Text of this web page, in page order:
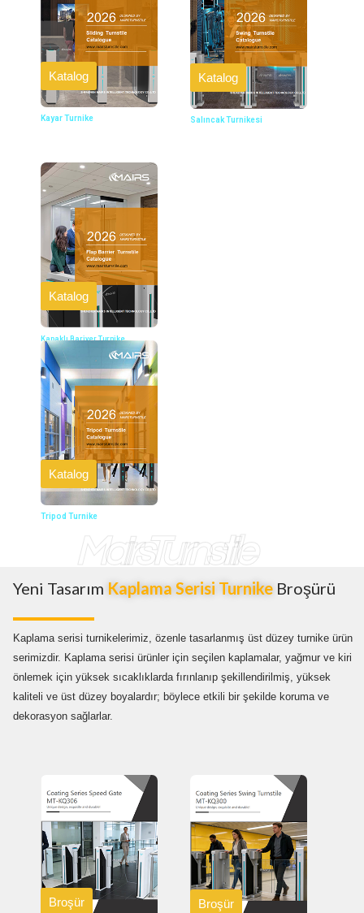
Kayar Turnike
Katalog
Salıncak Turnikesi
Katalog
Kapaklı Bariyer Turnike
Katalog
Tripod Turnike
Katalog
MairsTurnstile
Yeni Tasarım Kaplama Serisi Turnike Broşürü
Kaplama serisi turnikelerimiz, özenle tasarlanmış üst düzey turnike ürün
serimizdir. Kaplama serisi ürünler için seçilen kaplamalar, yağmur ve kiri
önlemek için yüksek sıcaklıklarda fırınlanıp şekillendirilmiş, yüksek
kaliteli ve üst düzey boyalardır; böylece etkili bir şekilde koruma ve
dekorasyon sağlarlar.
Broşür Broşür